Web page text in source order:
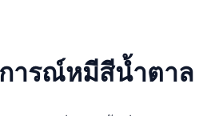
ารณ์หมีสีน้ำตาล